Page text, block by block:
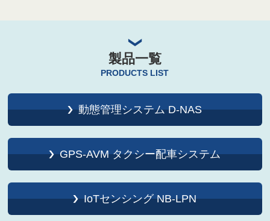
製品一覧
PRODUCTS LIST
動態管理システム D-NAS
GPS-AVM タクシー配車システム
IoTセンシング NB-LPN